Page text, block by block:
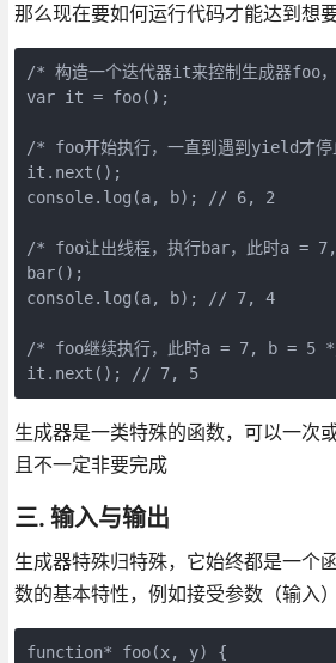
那么现在要如何运行代码才能达到想
/* 构造一个迭代器it来控制生成器foo
var it = foo();
/* foo开始执行，一直到遇到yield才
it.next();
console.log(a, b); // 6, 2
/* foo让出线程，执行bar，此时a =
bar();
console.log(a, b); // 7, 4
/* foo继续执行，此时a = 7, b = 5
it.next(); // 7, 5
生成器是一类特殊的函数，可以一次
且不一定非要完成
三. 输入与输出
生成器特殊归特殊，它始终都是一个
数的基本特性，例如接受参数（输入
function* foo(x, y) {